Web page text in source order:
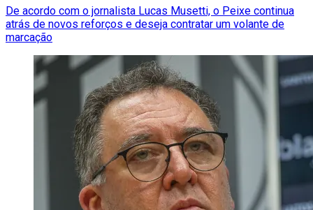
De acordo com o jornalista Lucas Musetti, o Peixe continua
atrás de novos reforços e deseja contratar um volante de
marcação